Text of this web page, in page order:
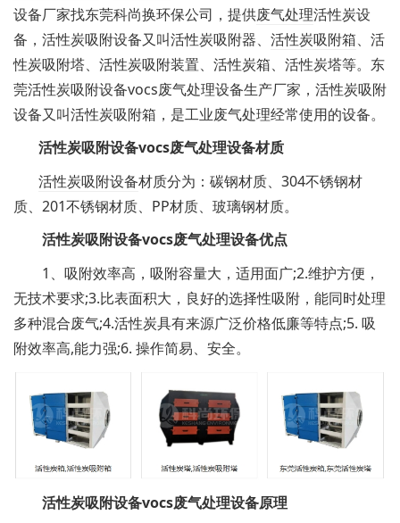
设备厂家找东莞科尚换环保公司，提供废气处理活性炭设
备，活性炭吸附设备又叫活性炭吸附器、 活性炭吸附箱、活
性炭吸附塔、活性炭吸附装置、活性炭箱、活性炭塔等。东
莞活性炭吸附设备vocs废气处理设备生产厂家，活性炭吸附
设备又叫活性炭吸附箱，是工业废气处理经常使用的设备。
活性炭吸附设备vocs废气处理设备材质
活性炭吸附设备材质分为：碳钢材质、304不锈钢材
质、201不锈钢材质、PP材质、玻璃钢材质。
活性炭吸附设备vocs废气处理设备优点
1、吸附效率高，吸附容量大，适用面广;2.维护方便，
无技术要求;3.比表面积大，良好的选择性吸附，能同时处理
多种混合废气;4.活性炭具有来源广泛价格低廉等特点;5. 吸
附效率高,能力强;6. 操作简易、安全。
活性炭吸附设备vocs废气处理设备原理